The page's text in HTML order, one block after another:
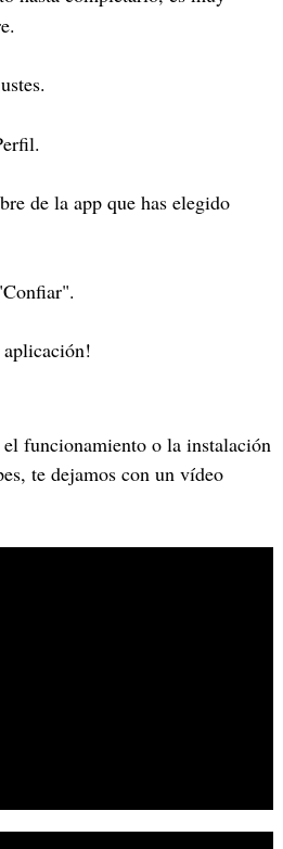
de la app que has elegido
aplicación!
funcionamiento o la instalación
te dejamos con un vídeo